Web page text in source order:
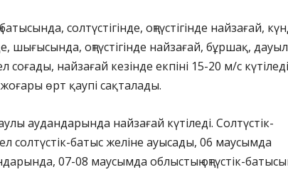
солтүстігінде, оңтүстігінде найзағай,
шығысында, оңтүстігінде найзағай, бұршақ, дауыл
соғады, найзағай кезінде екпіні 15-20 м/с
жоғары өрт қаупі сақталады.
аудандарында найзағай күтіледі. Солтүстік-
солтүстік-батыс желіне ауысады, 06 маусымда
07-08 маусымда облыстың оңтүстік-